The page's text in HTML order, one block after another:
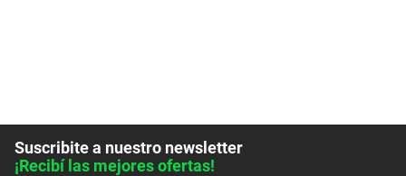
Suscribite a nuestro newsletter
¡Recibí las mejores ofertas!